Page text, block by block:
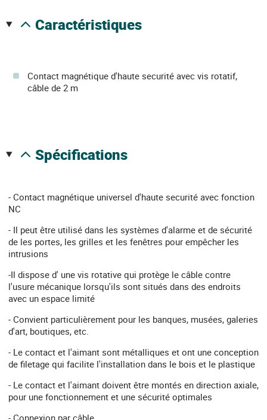
caractéristiques
Contact magnétique d'haute securité avec vis rotatif,
câble de 2 m
spécifications
- Contact magnétique universel d'haute securité avec fonction
NC
- Il peut être utilisé dans les systèmes d'alarme et de sécurité
de les portes, les grilles et les fenêtres pour empêcher les
intrusions
-Il dispose d' une vis rotative qui protège le câble contre
l'usure mécanique lorsqu'ils sont situés dans des endroits
avec un espace limité
- Convient particulièrement pour les banques, musées, galeries
d'art, boutiques, etc.
- Le contact et l'aimant sont métalliques et ont une conception
de filetage qui facilite l'installation dans le bois et le plastique
- Le contact et l'aimant doivent être montés en direction axiale,
pour une fonctionnement et une sécurité optimales
- Connexion par câble